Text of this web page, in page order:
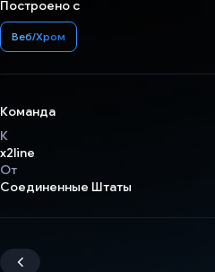
Построено с
Веб/Хром
Команда
К
x2line
От
Соединенные Штаты